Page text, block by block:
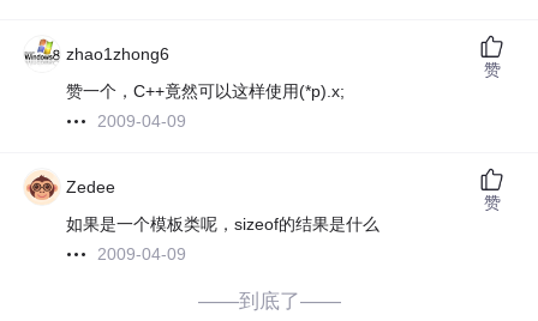
zhao1zhong6
赞一个，C++竟然可以这样使用(*p).x;
2009-04-09
赞
Zedee
如果是一个模板类呢，sizeof的结果是什么
2009-04-09
赞
——到底了——